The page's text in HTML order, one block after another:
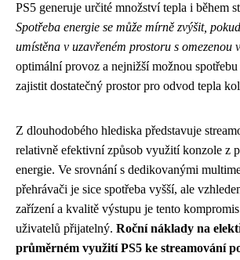
PS5 generuje určité množství tepla i během
Spotřeba energie se může mírně zvýšit,
umístěna v uzavřeném prostoru s omezenou
optimální provoz a nejnižší možnou
zajistit dostatečný prostor pro odvod tepla
Z dlouhodobého hlediska představuje
relativně efektivní způsob využití konzole z
energie. Ve srovnání s dedikovanými
přehrávači je sice spotřeba vyšší, ale
zařízení a kvalitě výstupu je tento
uživatelů přijatelný. Roční náklady na
průměrném využití PS5 ke streamování